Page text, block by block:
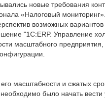
новые требования
«Налоговый мониторинг».
возможных
"1С:ERP. Управление
масштабного
масштабности и сжатых
было начать